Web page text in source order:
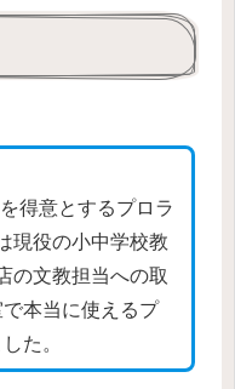
得意とするプロラ
現役の小中学校教
の文教担当への取
本当に使えるプ
た。